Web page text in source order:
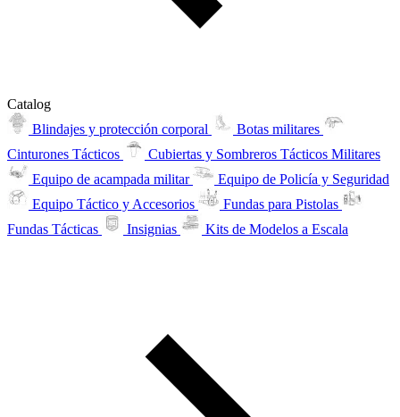
Catalog
Blindajes y protección corporal
Botas militares
Cinturones Tácticos
Cubiertas y Sombreros Tácticos Militares
Equipo de acampada militar
Equipo de Policía y Seguridad
Equipo Táctico y Accesorios
Fundas para Pistolas
Fundas Tácticas
Insignias Kits de Modelos a Escala